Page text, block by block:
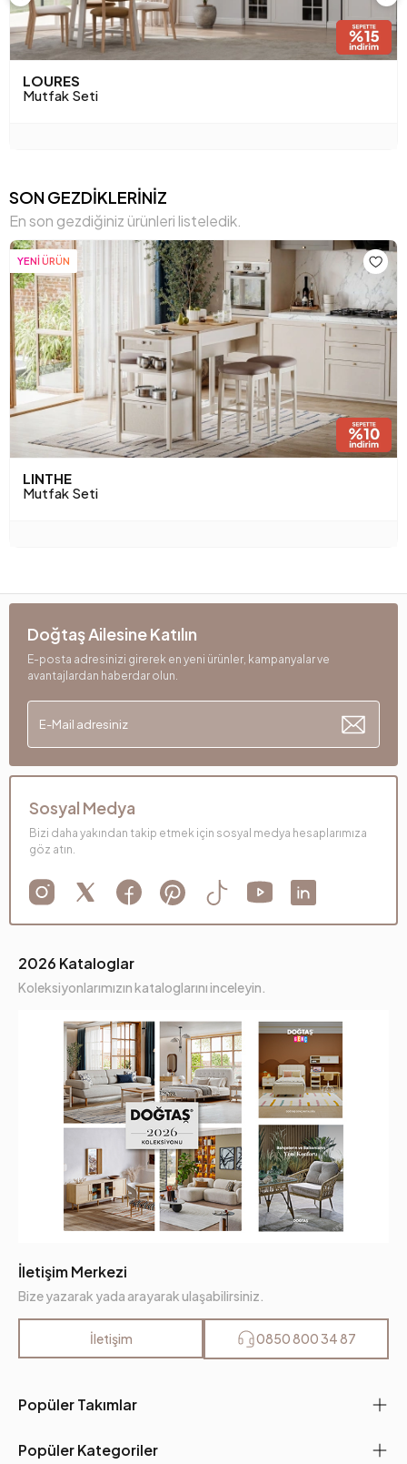
LOURES
Mutfak Seti
SON GEZDİKLERİNİZ
En son gezdiğiniz ürünleri listeledik.
YENİ ÜRÜN
LINTHE
Mutfak Seti
Popüler Takımlar
Popüler Kategoriler
2026 Kataloglar
Koleksiyonlarımızın kataloglarını inceleyin.
İletişim Merkezi
Bize yazarak yada arayarak ulaşabilirsiniz.
İletişim 0850 800 34 87
Doğtaş Ailesine Katılın
E-posta adresinizi girerek en yeni ürünler, kampanyalar ve
avantajlardan haberdar olun.
Sosyal Medya
Bizi daha yakından takip etmek için sosyal medya hesaplarımıza
göz atın.